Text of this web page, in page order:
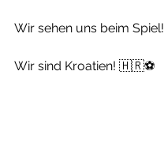
Wir sehen uns beim Spiel!
Wir sind Kroatien! 🇭🇷⚽️